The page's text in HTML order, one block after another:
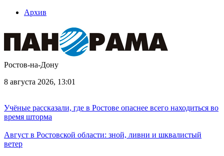
Архив
Ростов-на-Дону
8 августа 2026, 13:01
Учёные рассказали, где в Ростове опаснее всего находиться во
время шторма
Август в Ростовской области: зной, ливни и шквалистый
ветер